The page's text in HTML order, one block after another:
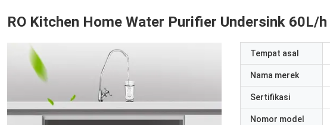
RO Kitchen Home Water Purifier Undersink 60L/h
Tempat asal
Nama merek
Sertifikasi
Nomor model